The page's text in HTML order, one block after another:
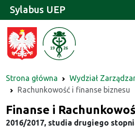
Strona główna
Wydział
Rachunkowość i finanse biznesu
Sylabus UEP
Kierunek
Finanse i
2016/2017, studia drugiego